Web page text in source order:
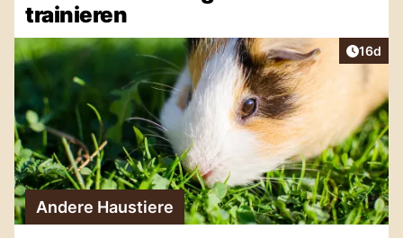
trainieren
Artikel
16d
Andere Haustiere